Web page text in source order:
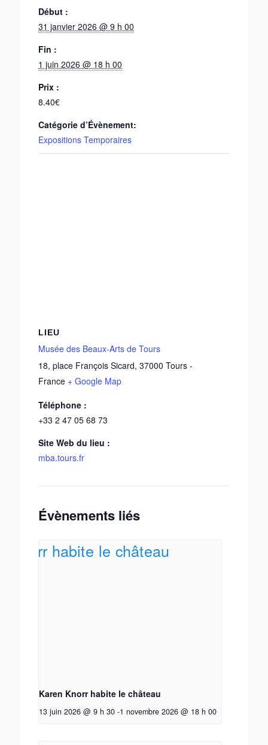
Début :
31 janvier 2026 @ 9 h 00
Fin :
1 juin 2026 @ 18 h 00
Prix :
8.40€
Catégorie d’Évènement:
Expositions Temporaires
LIEU
Musée des Beaux-Arts de Tours
18, place François Sicard, 37000 Tours -
France + Google Map
Téléphone :
+33 2 47 05 68 73
Site Web du lieu :
mba.tours.fr
Évènements liés
Karen Knorr habite le château
13 juin 2026 @ 9 h 30 -1 novembre 2026 @ 18 h 00